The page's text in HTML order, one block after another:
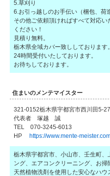
5.草刈り
6.お引っ越しのお手伝い（梱包、荷
その他ご依頼頂ければすべて対応
ください！
見積り無料。
栃木県全域カバー致ししております。
24時間受付いたしております。
お待ちしております。
住まいのメンテマイスター
321-0152栃木県宇都宮市西川田5-
代表者 塚越 誠
TEL 070-3245-6013
HPhttps://www.mente-
栃木県宇都宮市、小山市、壬生町
ング、エアコンクリーニング、お掃
天然植物洗剤を使用した安心なハ